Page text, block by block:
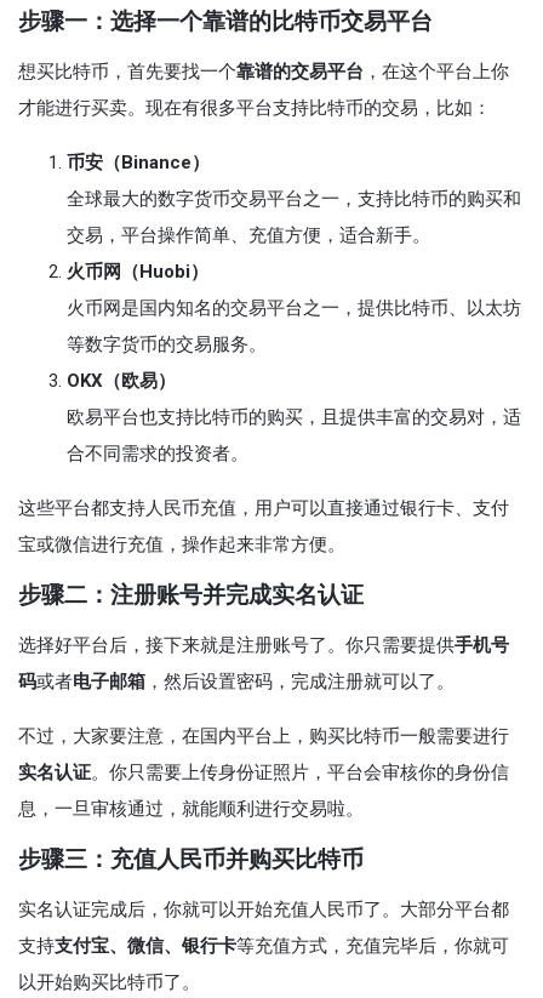
步骤一：选择一个靠谱的比特币交易平台
想买比特币，首先要找一个靠谱的交易平台 ，在这个平台上你
才能进行买卖。现在有很多平台支持比特币的交易，比如：
币安（Binance）
全球最大的数字货币交易平台之一，支持比特币的购买和
交易，平台操作简单、充值方便，适合新手。
火币网（Huobi）
火币网是国内知名的交易平台之一，提供比特币、以太坊
等数字货币的交易服务。
OKX（欧易）
欧易平台也支持比特币的购买，且提供丰富的交易对，适
合不同需求的投资者。
这些平台都支持人民币充值，用户可以直接通过银行卡、支付
宝或微信进行充值，操作起来非常方便。
步骤二：注册账号并完成实名认证
选择好平台后，接下来就是注册账号了。你只需要提供手机号
码或者电子邮箱 ，然后设置密码，完成注册就可以了。
不过，大家要注意，在国内平台上，购买比特币一般需要进行
实名认证。你只需要上传身份证照片，平台会审核你的身份信
息，一旦审核通过，就能顺利进行交易啦。
步骤三：充值人民币并购买比特币
实名认证完成后，你就可以开始充值人民币了。大部分平台都
支持支付宝、微信、银行卡等充值方式，充值完毕后，你就可
以开始购买比特币了。